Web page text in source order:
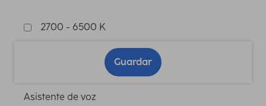
2700 - 6500 K
Guardar
Asistente de voz